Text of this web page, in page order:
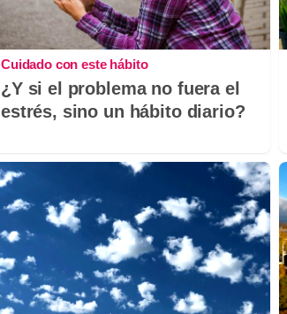
Cuidado con este hábito
¿Y si el problema no fuera el
estrés, sino un hábito diario?